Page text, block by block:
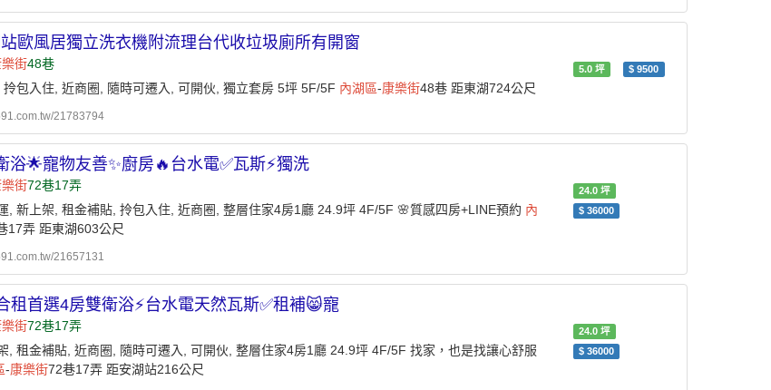
歐風居獨立洗衣機附流理台代收垃圾廁所有開窗
5.0坪 $9500
樂街48巷
包入住, 近商圈, 隨時可遷入, 可開伙, 獨立套房 5坪 5F/5F 內湖區-康樂街48巷 距東湖724公尺
21783794
🌟寵物友善✨廚房🔥台水電✅瓦斯⚡獨洗
24.0坪
$ 36000
樂街72巷17弄
, 新上架, 租金補貼, 拎包入住, 近商圈, 整層住家4房1廳 24.9坪 4F/5F 🌸質感四房+LINE預約 內
17弄 距東湖603公尺
21657131
租首選4房雙衛浴⚡台水電天然瓦斯✅租補😸寵
24.0坪
$ 36000
樂街72巷17弄
, 租金補貼, 近商圈, 隨時可遷入, 可開伙, 整層住家4房1廳 24.9坪 4F/5F 找家，也是找讓心舒服
-康樂街72巷17弄 距安湖站216公尺